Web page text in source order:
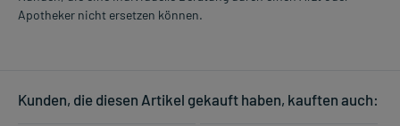
Apotheker nicht ersetzen können.
Kunden, die diesen Artikel gekauft haben, kauften auch: